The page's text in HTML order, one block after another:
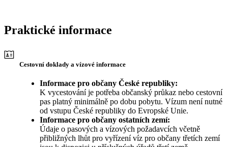
Praktické informace
Cestovní doklady a vízové informace
Informace pro občany České republiky:
K vycestování je potřeba občanský průkaz nebo cestovní
pas platný minimálně po dobu pobytu. Vízum není nutné
od vstupu České republiky do Evropské Unie.
Informace pro občany ostatních zemí:
Údaje o pasových a vízových požadavcích včetně
přibližných lhůt pro vyřízení víz pro občany třetích zemí